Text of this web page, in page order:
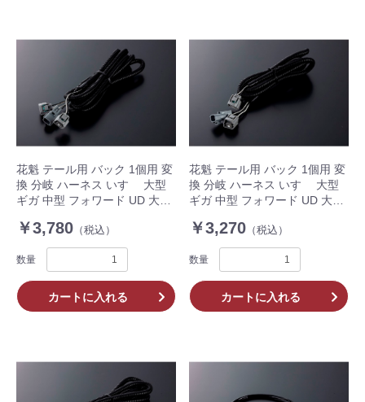
花魁 テール用 バック 1個用 変
換 分岐 ハーネス いすゞ 大型
ギガ 中型 フォワード UD 大型
OBH-IULM-ML1L 1個入 トラッ
￥3,780 （税込）
数量
カートに入れる
花魁 テール用 バック 1個用 変
換 分岐 ハーネス いすゞ 大型
ギガ 中型 フォワード UD 大型
OBH-IULM-ML1M 1個入 トラ
￥3,270 （税込）
数量
カートに入れる